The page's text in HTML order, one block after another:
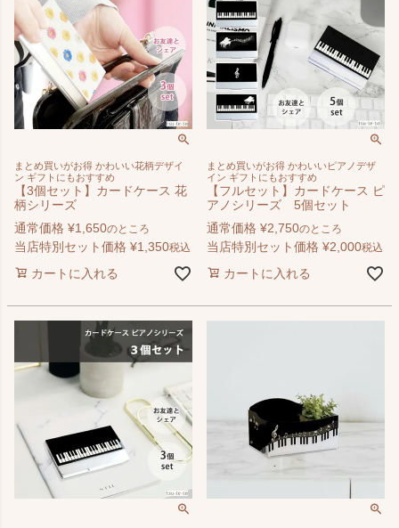
まとめ買いがお得 かわいい花柄デザイ
ン ギフトにもおすすめ
【3個セット】カードケース 花
柄シリーズ
通常価格 ¥1,650のところ
当店特別セット価格 ¥1,350税込
カートに入れる
まとめ買いがお得 かわいいピアノデザ
イン ギフトにもおすすめ
【フルセット】カードケース ピ
アノシリーズ 5個セット
通常価格 ¥2,750のところ
当店特別セット価格 ¥2,000税込
カートに入れる